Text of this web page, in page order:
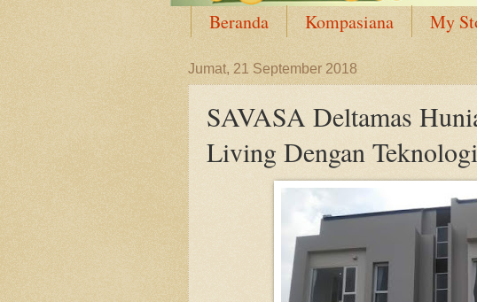
Beranda Kompasiana My
Jumat, 21 September 2018
SAVASA Deltamas
Living Dengan